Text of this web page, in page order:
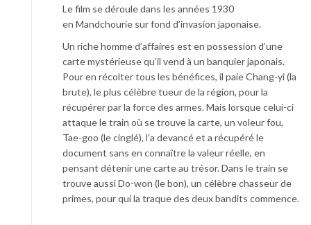
Le film se déroule dans les années 1930
en Mandchourie sur fond d’invasion japonaise.
Un riche homme d’affaires est en possession d’une
carte mystérieuse qu’il vend à un banquier japonais.
Pour en récolter tous les bénéfices, il paie Chang-yi (la
brute), le plus célèbre tueur de la région, pour la
récupérer par la force des armes. Mais lorsque celui-ci
attaque le train où se trouve la carte, un voleur fou,
Tae-goo (le cinglé), l’a devancé et a récupéré le
document sans en connaître la valeur réelle, en
pensant détenir une carte au trésor. Dans le train se
trouve aussi Do-won (le bon), un célèbre chasseur de
primes, pour qui la traque des deux bandits commence.